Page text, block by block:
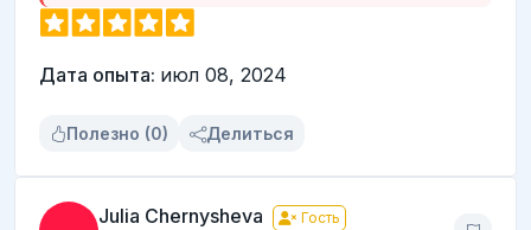
Дата опыта: июл 08, 2024
Полезно (0) Делиться
Julia Chernysheva Гость